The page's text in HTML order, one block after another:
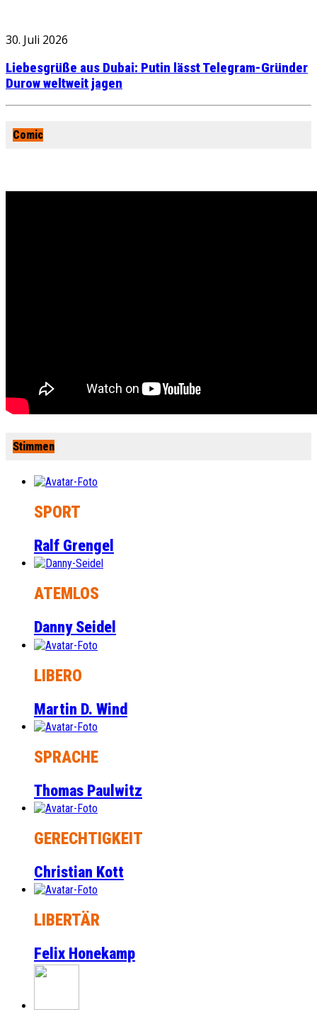
30. Juli 2026
Liebesgrüße aus Dubai: Putin lässt Telegram-Gründer
Durow weltweit jagen
Comic
Stimmen
SPORT
Ralf Grengel
ATEMLOS
Danny Seidel
LIBERO
Martin D. Wind
SPRACHE
Thomas Paulwitz
GERECHTIGKEIT
Christian Kott
LIBERTÄR
Felix Honekamp